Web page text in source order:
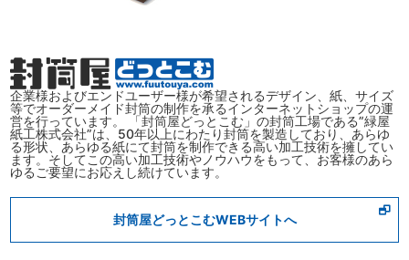
企業様およびエンドユーザー様が希望されるデザイン、紙、サイズ
等でオーダーメイド封筒の制作を承るインターネットショップの運
営を行っています。 「封筒屋どっとこむ」の封筒工場である”緑屋
紙工株式会社”は、50年以上にわたり封筒を製造しており、あらゆ
る形状、あらゆる紙にて封筒を制作できる高い加工技術を擁してい
ます。そしてこの高い加工技術やノウハウをもって、お客様のあら
ゆるご要望にお応えし続けています。
封筒屋どっとこむWEBサイトへ